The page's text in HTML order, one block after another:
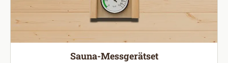
Sauna-Messgerätset